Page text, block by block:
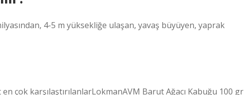
4-5 m yüksekliğe ulaşan, yavaş büyüyen, yaprak
çok karşılaştırılanlarLokmanAVM Barut Ağacı Kabuğu 100 gr